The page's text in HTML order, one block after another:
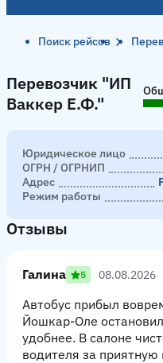
Поиск рейсов
Перевозчик "ИП
Перевозчик "ИП
Ваккер Е.Ф."
Юридическое лицо
ОГРН / ОГРНИП
Адрес
Режим работы
Отзывы
Галина 5 08.08.2026
Автобус прибыл
Йошкар-Оле
удобнее. В салоне
водителя за приятную